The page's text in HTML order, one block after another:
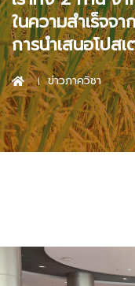
ในความสำเร็จจ
การนำเสนอโปส
ข่าวภาควิชา